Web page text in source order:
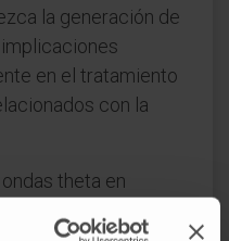
la generación de
en el tratamiento
con la
theta en